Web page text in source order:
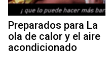
Preparados para La
ola de calor y el aire
acondicionado